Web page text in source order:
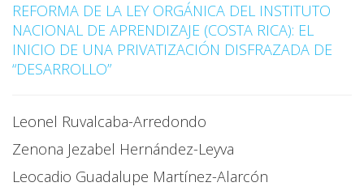
REFORMA DE LA LEY ORGÁNICA DEL INSTITUTO
NACIONAL DE APRENDIZAJE (COSTA RICA): EL
INICIO DE UNA PRIVATIZACIÓN DISFRAZADA DE
“DESARROLLO”
Leonel Ruvalcaba-Arredondo
Zenona Jezabel Hernández-Leyva
Leocadio Guadalupe Martínez-Alarcón